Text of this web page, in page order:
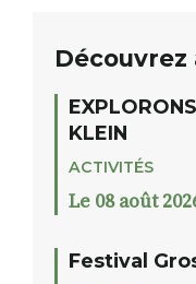
Découvrez
KLEIN
ACTIVITÉS
Le 08 août
Festival